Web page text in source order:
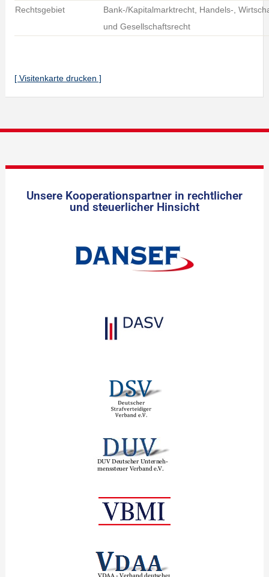
Rechtsgebiet
Bank-/Kapitalmarktrecht, Handels-,
und Gesellschaftsrecht
[ Visitenkarte drucken ]
Unsere Kooperationspartner in rechtlicher
und steuerlicher Hinsicht